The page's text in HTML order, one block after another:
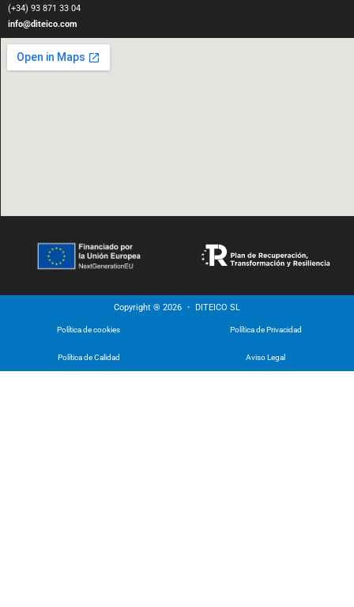
(+34) 93 871 33 04
info@diteico.com
Copyright ® 2026 ・ DITEICO SL
Política de cookies Política de Privacidad
Política de Calidad Aviso Legal